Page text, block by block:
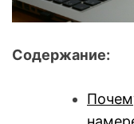
Содержание: